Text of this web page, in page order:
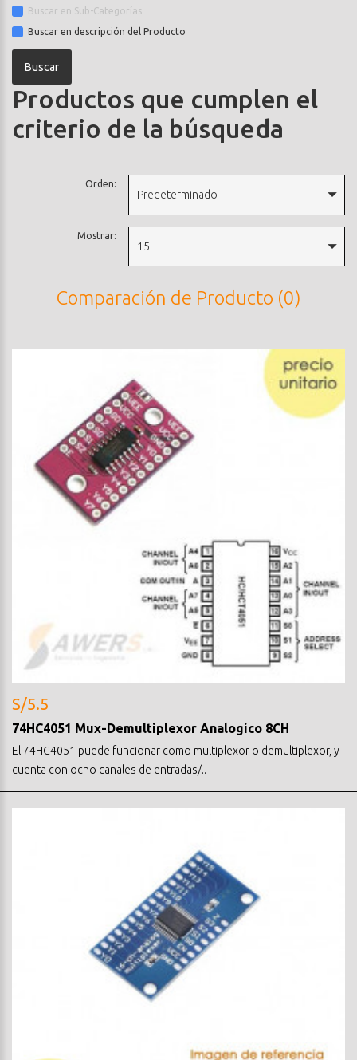
Buscar en Sub-Categorías
Buscar en descripción del Producto
Productos que cumplen el
criterio de la búsqueda
Orden:
Predeterminado
Mostrar:
15
Comparación de Producto (0)
S/5.5
74HC4051 Mux-Demultiplexor Analogico 8CH
El 74HC4051 puede funcionar como multiplexor o demultiplexor, y
cuenta con ocho canales de entradas/..